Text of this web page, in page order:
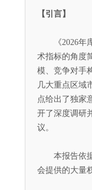
【引言】
《2026年库
术指标的角度
模、竞争对手
几大重点区域
点给出了独家
开了深度调研
议。
本报告依据
会提供的大量